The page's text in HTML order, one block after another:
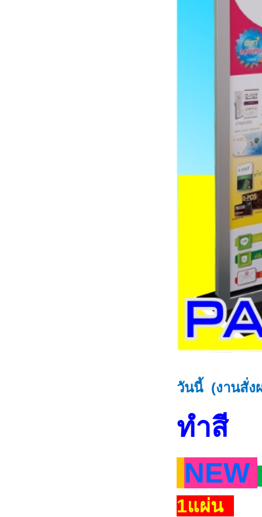
วันนี้(งานสั่
ทำสี
NEW
1แผ่น